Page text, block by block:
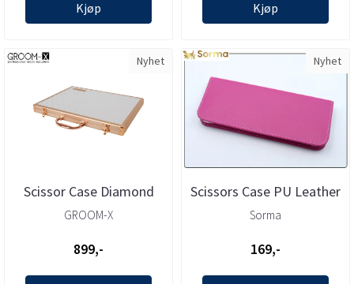
Kjøp Kjøp
Nyhet
Scissor Case Diamond
Pattern White for 20
GROOM-X
899,-
Nyhet
Scissors Case PU Leather
22x10x3cm, Sorma
Sorma
169,-